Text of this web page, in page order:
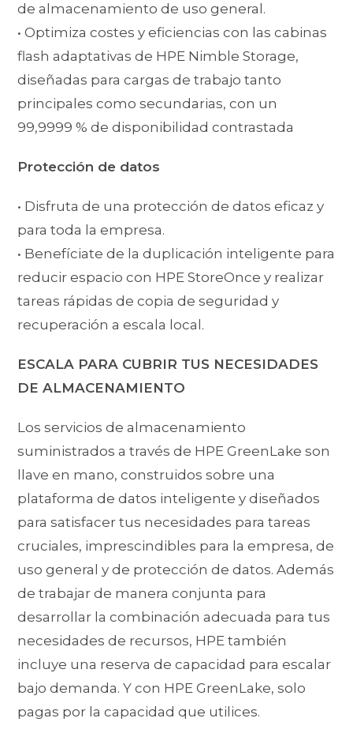
de almacenamiento de uso general.
• Optimiza costes y eficiencias con las cabinas
flash adaptativas de HPE Nimble Storage,
diseñadas para cargas de trabajo tanto
principales como secundarias, con un
99,9999 % de disponibilidad contrastada
Protección de datos
• Disfruta de una protección de datos eficaz y
para toda la empresa.
• Benefíciate de la duplicación inteligente para
reducir espacio con HPE StoreOnce y realizar
tareas rápidas de copia de seguridad y
recuperación a escala local.
ESCALA PARA CUBRIR TUS NECESIDADES
DE ALMACENAMIENTO
Los servicios de almacenamiento
suministrados a través de HPE GreenLake son
llave en mano, construidos sobre una
plataforma de datos inteligente y diseñados
para satisfacer tus necesidades para tareas
cruciales, imprescindibles para la empresa, de
uso general y de protección de datos. Además
de trabajar de manera conjunta para
desarrollar la combinación adecuada para tus
necesidades de recursos, HPE también
incluye una reserva de capacidad para escalar
bajo demanda. Y con HPE GreenLake, solo
pagas por la capacidad que utilices.